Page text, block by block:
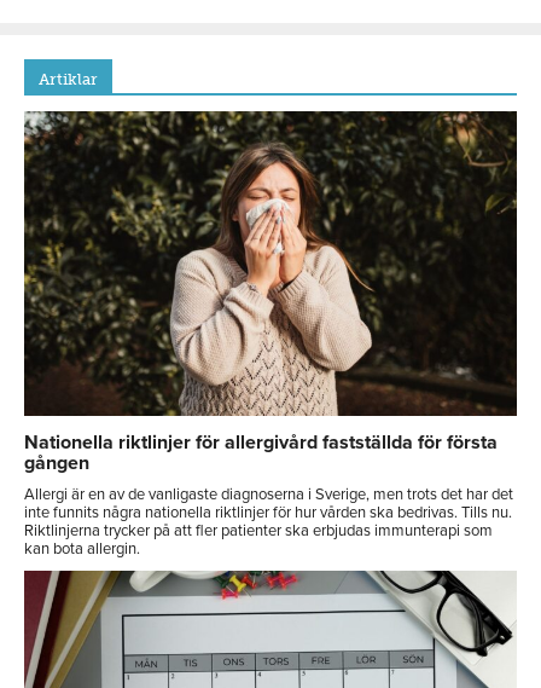
Artiklar
Nationella riktlinjer för allergivård fastställda för första
gången
Allergi är en av de vanligaste diagnoserna i Sverige, men trots det har det
inte funnits några nationella riktlinjer för hur vården ska bedrivas. Tills nu.
Riktlinjerna trycker på att fler patienter ska erbjudas immunterapi som
kan bota allergin.